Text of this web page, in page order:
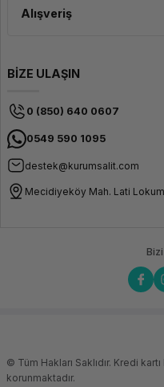
Alışveriş
BİZE ULAŞIN
0 (850) 640 0607
0549 590 1095
destek@kurumsalit.com
Mecidiyeköy Mah. Lati
© Tüm Hakları Saklıdır. Kredi
korunmaktadır.